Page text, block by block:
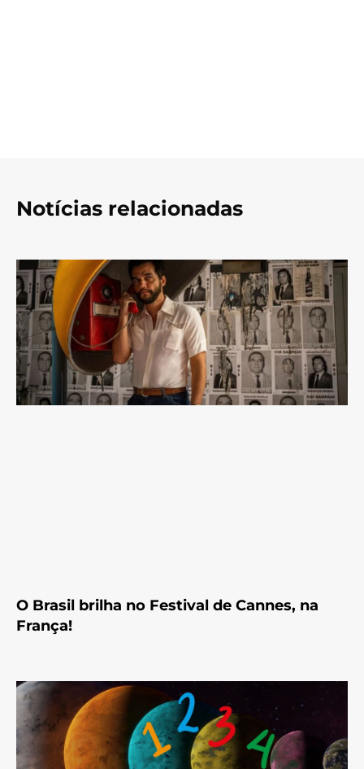
Notícias relacionadas
O Brasil brilha no Festival de Cannes, na
França!